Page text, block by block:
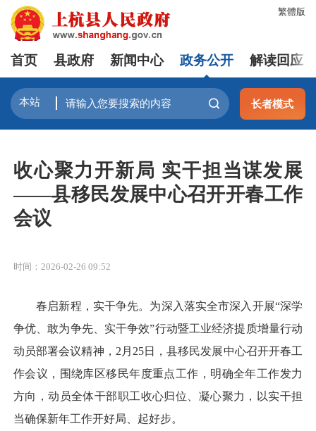
繁體版
首页 县政府 新闻中心 政务公开 解读回应
长者模式
收心聚力开新局 实干担当谋发展
——县移民发展中心召开开春工作
会议
时间：2026-02-26 09:52
春启新程，实干争先。为深入落实全市深入开展“深学
争优、敢为争先、实干争效”行动暨工业经济提质增量行动
动员部署会议精神，2月25日，县移民发展中心召开开春工
作会议，围绕库区移民年度重点工作，明确全年工作发力
方向，动员全体干部职工收心归位、凝心聚力，以实干担
当确保新年工作开好局、起好步。